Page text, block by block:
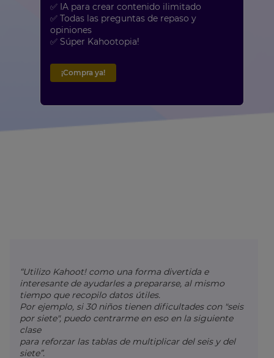
✅ IA para crear contenido ilimitado
✅ Todas las preguntas de repaso y
opiniones
✅ Súper Kahootopia!
¡Compra ya!
“Utilizo Kahoot! como una forma divertida e
interesante de ayudarles a prepararse, al mismo
tiempo que recopilo datos útiles.
Por ejemplo, si 30 niños tienen dificultades con "seis
por siete", puedo centrarme en eso en la siguiente
clase
para reforzar las tablas de multiplicar del seis y del
siete”.
Update